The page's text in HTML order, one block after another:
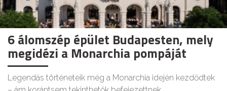
6 álomszép épület Budapesten, mely
megidézi a Monarchia pompáját
Legendás történeteik még a Monarchia idején kezdődtek